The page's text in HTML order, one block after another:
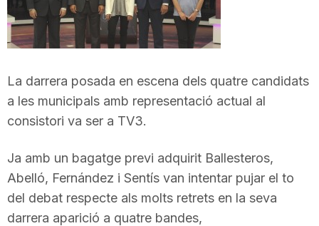
t
T
La darrera posada en escena dels quatre candidats
a les municipals amb representació actual al
consistori va ser a TV3.
Ja amb un bagatge previ adquirit Ballesteros,
Abelló, Fernández i Sentís van intentar pujar el to
del debat respecte als molts retrets en la seva
darrera aparició a quatre bandes,